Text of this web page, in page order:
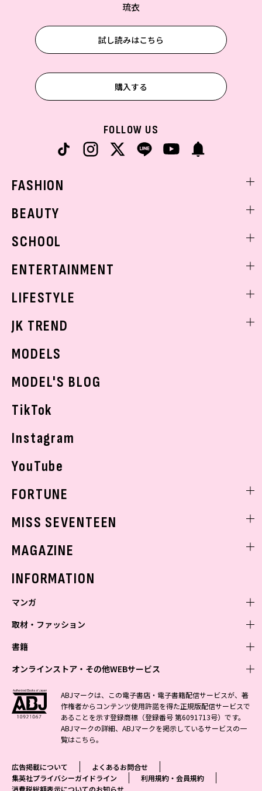
琉衣
試し読みはこちら
購入する
FOLLOW US
FASHION
着回し
BEAUTY
ベストコスメ
ボディケア
SCHOOL
学校ヘアメイク
ENTERTAINMENT
K-POP
LIFESTYLE
モデルの購入品
おでかけ
JK TREND
MODELS
MODEL'S BLOG
TikTok
Instagram
YouTube
FORTUNE
MISS SEVENTEEN
MAGAZINE
INFORMATION
マンガ
少年マンガ
Vジャンプ
最強ジャンプ
少年ジャンプ+
ジャンプTOON
ジャンプルーキー！
S-MANGA
青年マンガ
ZEBRACK
S-MANGA
集英社ジャンプリミックス
週刊ヤングジャンプ
ヤングジャンプ定期購読デジタル
少女マンガ
ZEBRACK
S-MANGA
集英社コミック文庫
マーガレット
女性マンガ
ジャンプTOON
集英社コミック文庫
マンガMee公式サイト
取材・ファッション
ファッション・美容
BAILA
MAQUIA
eclat
T JAPAN
芸能・情報・スポーツ
週プレNEWS
週プレ グラジャパ!
書籍
文芸・文庫・総合
小説すばる
集英社 文芸ステーション
web 集英社文庫
アジア人物史
学芸・ノンフィクション・新書
1日5分で、明日は変わる よみタイ yomitai
集英社学芸部 - 学芸・ノンフィクション
集英社ビジネス書
集英社新書プラス - 知の水先案内人
ライトノベル・ノベライズ
集英社オレンジ文庫
ダッシュエックス文庫公式サイト
集英社Webマガジン コバルト
集英社の児童図書 S-KIDS.LAND
オンラインストア・その他WEBサービス
オンラインストア
OTO
SHUEISHA MANGA-ART HERITAGE
ジャンプキャラクターズストア
HAPPY PLUS STORE
SHUEISHA VOX
その他WEBサービス
集英社アドナビ
ABJマークは、この電子書店・電子書籍配信サービスが、著
作権者からコンテンツ使用許諾を得た正規版配信サービスで
あることを示す登録商標（登録番号 第6091713号）です。
ABJマークの詳細、ABJマークを掲示しているサービスの一
覧はこちら。
広告掲載について
よくあるお問合せ
集英社プライバシーガイドライン
利用規約・会員規約